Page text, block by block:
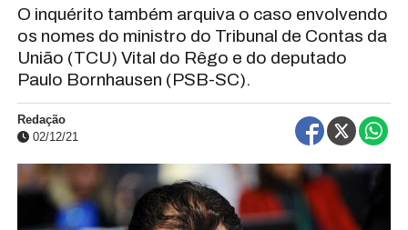
O inquérito também arquiva o caso envolvendo
os nomes do ministro do Tribunal de Contas da
União (TCU) Vital do Rêgo e do deputado
Paulo Bornhausen (PSB-SC).
Redação
02/12/21